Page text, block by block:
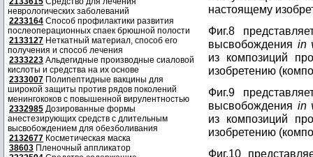
неврологических заболеваний
2233164 Способ профилактики развития
послеоперационных спаек брюшной полости
2133127 Неткатный материал, способ его
получения и способ лечения
2333223 Альдегидные производные сиаловой
кислоты и средства на их основе
2333007 Полипептидные вакцины для
широкой защиты против рядов поколений
менингококов с повышенной вирулентностью
2332985 Дозированные формы
анестезирующих средств с длительным
высвобождением для обезболивания
2132677 Косметическая маска
38603 Пленочный аппликатор
настоящему
Фиг.8
высвобождения in
из композиций
изобретению
Фиг.9
высвобождения in
из композиций
изобретению
Фиг.10